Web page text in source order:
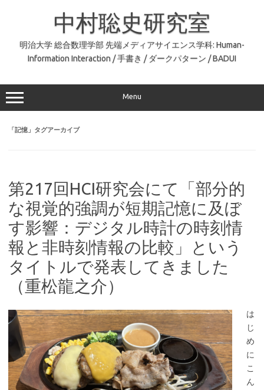
中村聡史研究室
明治大学 総合数理学部 先端メディアサイエンス学科: Human-
Information Interaction / 手書き / ダークパターン / BADUI
Menu
「記憶 」タグアーカイブ
第217回HCI研究会にて「部分的
な視覚的強調が短期記憶に及ぼ
す影響：デジタル時計の時刻情
報と非時刻情報の比較」という
タイトルで発表してきました
（重松龍之介）
は
じ
め
に
こ
ん